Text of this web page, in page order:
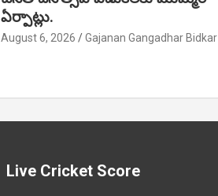
ఏర్పాట్లు.
August 6, 2026 Gajanan Gangadhar Bidkar
Live Cricket Score